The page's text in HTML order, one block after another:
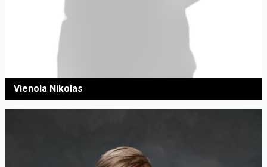
Vienola Nikolas